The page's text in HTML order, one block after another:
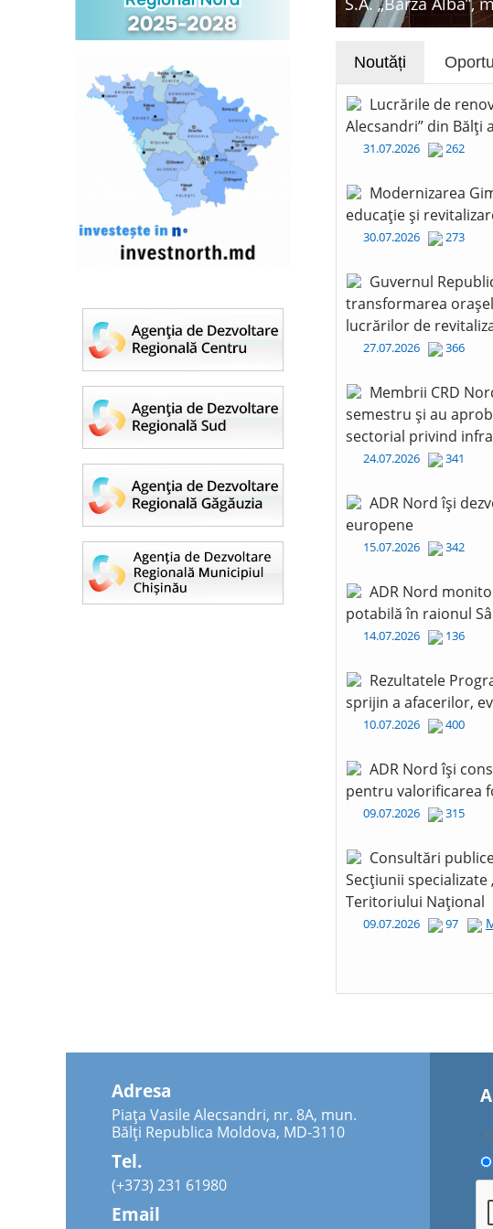
Noutăți
Lucrările de
Alecsandri” din Bălți
31.07.2026 262
Modernizarea
educație și
30.07.2026 273
Guvernul
transformarea
lucrărilor de
27.07.2026 366
Membrii CRD
semestru și au
sectorial privind
24.07.2026 341
ADR Nord își
europene
15.07.2026 342
ADR Nord
potabilă în raionul
14.07.2026 136
Rezultatele
sprijin a afacerilor,
10.07.2026 400
ADR Nord își
pentru valorificarea
09.07.2026 315
Consultări
Secțiunii specializate
Teritoriului Național
09.07.2026 97
Adresa
Piața Vasile Alecsandri, nr. 8A, mun.
Bălți Republica Moldova, MD-3110
Tel.
(+373) 231 61980
Email